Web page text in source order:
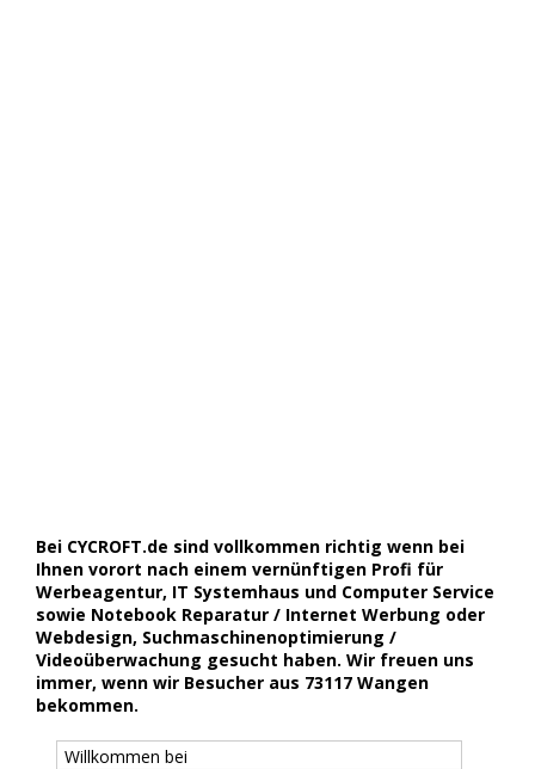
Bei CYCROFT.de sind vollkommen richtig wenn bei
Ihnen vorort nach einem vernünftigen Profi für
Werbeagentur, IT Systemhaus und Computer Service
sowie Notebook Reparatur / Internet Werbung oder
Webdesign, Suchmaschinenoptimierung /
Videoüberwachung gesucht haben. Wir freuen uns
immer, wenn wir Besucher aus 73117 Wangen
bekommen.
Willkommen bei